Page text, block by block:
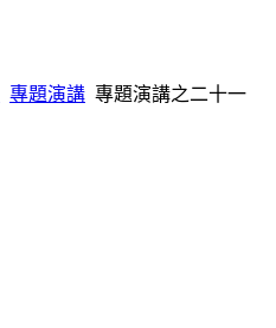
專題演講 專題演講之二十一